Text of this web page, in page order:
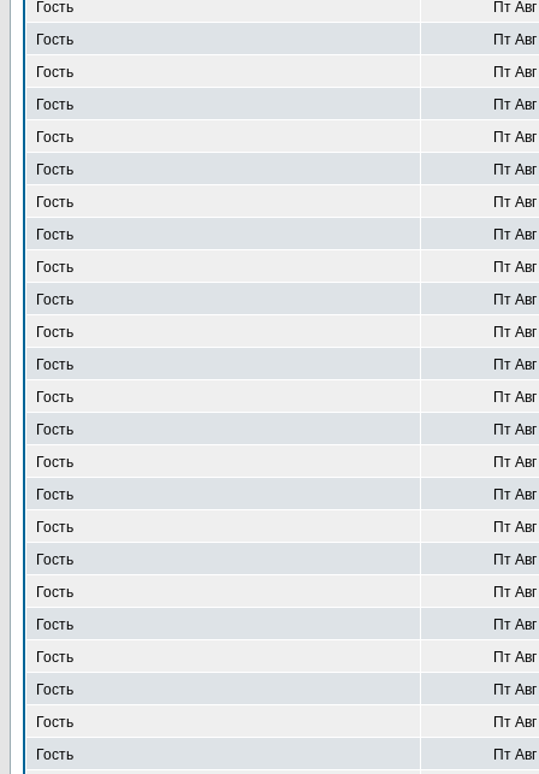
Гость
Пт
Гость
Пт
Гость
Пт
Гость
Пт
Гость
Пт
Гость
Пт
Гость
Пт
Гость
Пт
Гость
Пт
Гость
Пт
Гость
Пт
Гость
Пт
Гость
Пт
Гость
Пт
Гость
Пт
Гость
Пт
Гость
Пт
Гость
Пт
Гость
Пт
Гость
Пт
Гость
Пт
Гость
Пт
Гость
Пт
Гость
Пт